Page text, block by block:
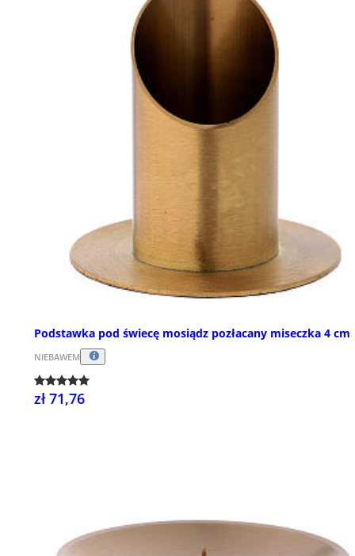
Podstawka pod świecę mosiądz pozłacany miseczka 4 cm
NIEBAWEM
zł 71,76